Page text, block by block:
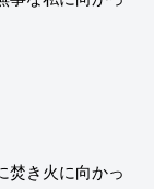
焚き火に向かっ